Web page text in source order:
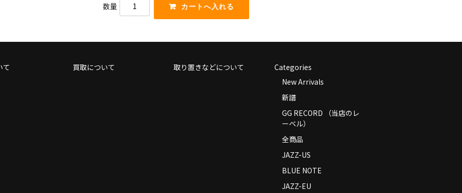
だ
さ
数量
て 買取について 取り置きなどについて
Categories
New Arrivals
新譜
GG RECORD （当店のレ
ーベル）
全商品
JAZZ-US
BLUE NOTE
JAZZ-EU